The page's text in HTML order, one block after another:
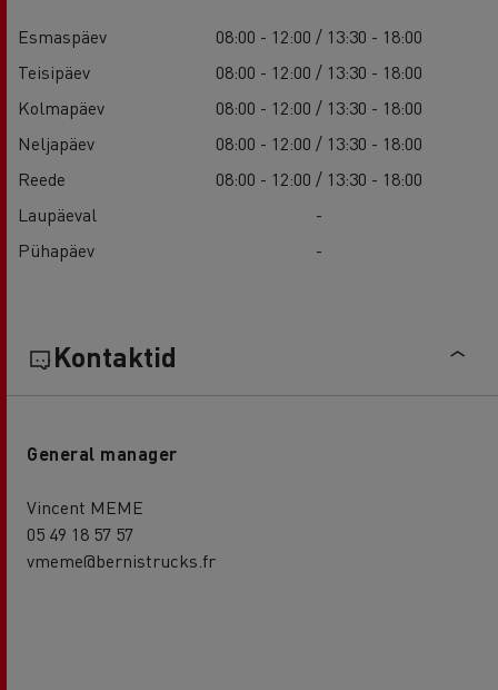
Esmaspäev
08:00 - 12:00 / 13:30 - 18:00
Teisipäev
08:00 - 12:00 / 13:30 - 18:00
Kolmapäev
08:00 - 12:00 / 13:30 - 18:00
Neljapäev
08:00 - 12:00 / 13:30 - 18:00
Reede
08:00 - 12:00 / 13:30 - 18:00
Laupäeval
-
Pühapäev
-
Kontaktid
General manager
Vincent MEME
05 49 18 57 57
vmeme@bernistrucks.fr